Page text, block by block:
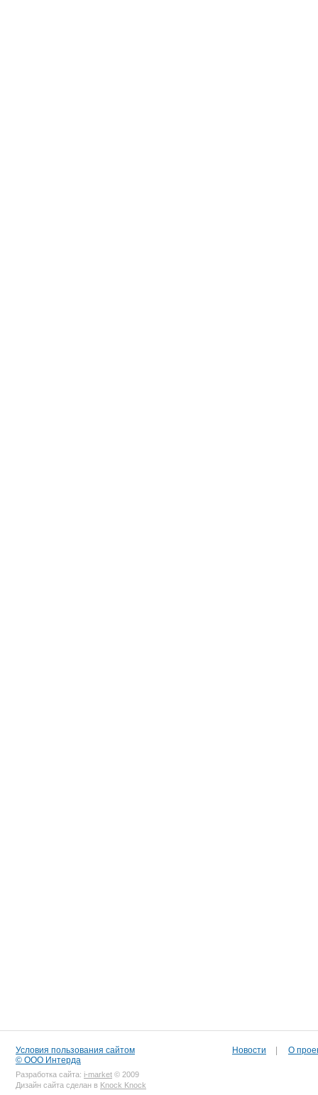
Условия пользования сайтом
© ООО Интерда
Разработка сайта: i-market © 2009
Дизайн сайта сделан в Knock Knock
Новости О